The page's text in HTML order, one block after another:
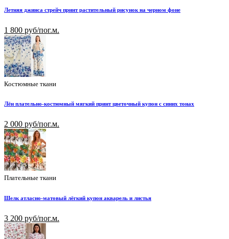
Летняя джинса стрейч принт растительный рисунок на черном фоне
1 800 руб/пог.м.
Костюмные ткани
Лён плательно-костюмный мягкий принт цветочный купон с синих тонах
2 000 руб/пог.м.
Плательные ткани
Шелк атласно-матовый лёгкий купон акварель и листья
3 200 руб/пог.м.